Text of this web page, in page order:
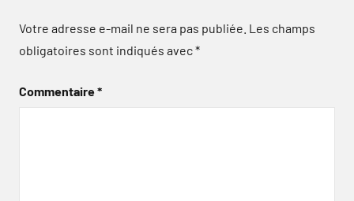
Votre adresse e-mail ne sera pas publiée. Les champs
obligatoires sont indiqués avec*
Commentaire*